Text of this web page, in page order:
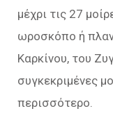
μέχρι τις 27
ωροσκόπο ή
Καρκίνου, του
συγκεκριμένες
περισσότερο.